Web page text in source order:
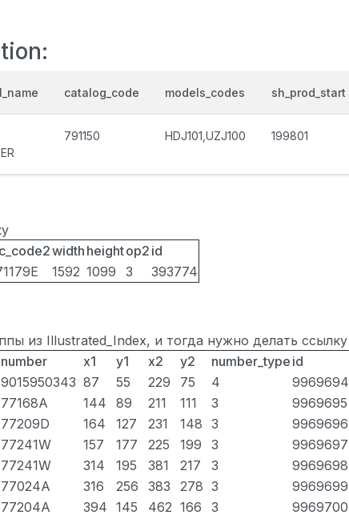
catalog_code models_codes sh_prod_start
791150 HDJ101,UZJ100 199801
width heightop2 id
1592 1099 3 393774
из Illustrated_Index, и тогда нужно делать ссылку
number x1 y1 x2 y2 number_type id
9015950343 87 55 229 75 4 9969694
77168A 144 89 211 111 3 9969695
77209D 164 127 231 148 3 9969696
77241W 157 177 225 199 3 9969697
77241W 314 195 381 217 3 9969698
77024A 316 256 383 278 3 9969699
77204A 394 145 462 166 3 9969700